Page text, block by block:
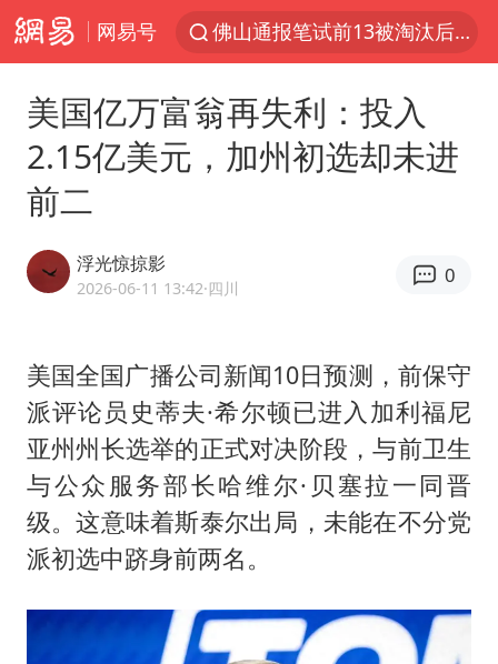
网易号
实测秋天第一杯奶茶
女子开一天一夜空调后二氧化碳中毒
王力宏演唱会黄牛带观众藏匿被查获
带薪错峰休假通知引争议 河南回应
四川宜宾市高县发生4.9级地震
陕西省委书记赶赴柞水县杏坪镇
美国亿万富翁再失利：投入
2.15亿美元，加州初选却未进
前二
浮光惊掠影
2026-06-11 13:42·四川
0
美国全国广播公司新闻10日预测，前保守
派评论员史蒂夫·希尔顿已进入加利福尼
亚州州长选举的正式对决阶段，与前卫生
与公众服务部长哈维尔·贝塞拉一同晋
级。这意味着斯泰尔出局，未能在不分党
派初选中跻身前两名。